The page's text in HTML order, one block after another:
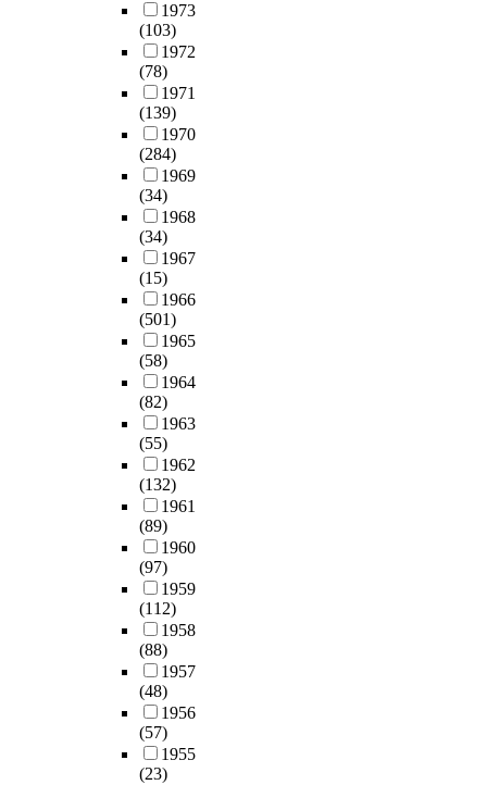
1973
(103)
1972
(78)
1971
(139)
1970
(284)
1969
(34)
1968
(34)
1967
(15)
1966
(501)
1965
(58)
1964
(82)
1963
(55)
1962
(132)
1961
(89)
1960
(97)
1959
(112)
1958
(88)
1957
(48)
1956
(57)
1955
(23)